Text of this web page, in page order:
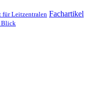
für Leitzentralen Fachartikel
Blick